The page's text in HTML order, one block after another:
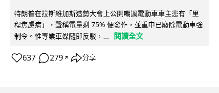
特朗普在拉斯維加斯造勢大會上公開嘲諷電動車車主患有「里
程焦慮病」，聲稱電量剩 75% 便發作，並重申已廢除電動車強
制令。惟專業車媒隨即反駁，...
閱讀全文
637 279 ↗ 分享